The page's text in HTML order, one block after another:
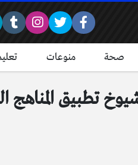
صحة منوعات
تطبيق المناهج